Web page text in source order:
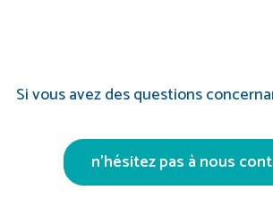
Si vous avez des questions
n’hésitez pas à nous